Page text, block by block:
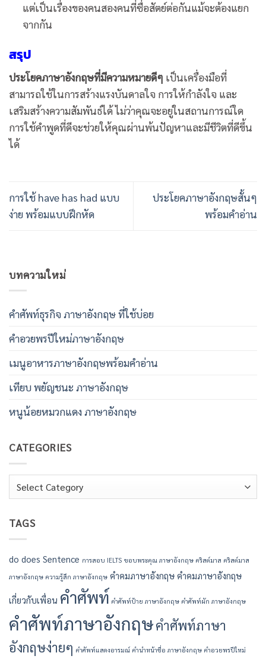
แต่เป็นเรื่องของคนสองคนที่ซื่อสัตย์ต่อกันแม้จะต้องแยก
จากกัน
สรุป
ประโยคภาษาอังกฤษที่มีความหมายดีๆ เป็นเครื่องมือที่
สามารถใช้ในการสร้างแรงบันดาลใจ การให้กำลังใจ และ
เสริมสร้างความสัมพันธ์ได้ ไม่ว่าคุณจะอยู่ในสถานการณ์ใด
การใช้คำพูดที่ดีจะช่วยให้คุณผ่านพ้นปัญหาและมีชีวิตที่ดีขึ้น
ได้
การใช้ have has had แบบ
ง่าย พร้อมแบบฝึกหัด
ประโยคภาษาอังกฤษสั้นๆ
พร้อมคำอ่าน
บทความใหม่
คําศัพท์ธุรกิจ ภาษาอังกฤษ ที่ใช้บ่อย
คําอวยพรปีใหม่ภาษาอังกฤษ
เมนูอาหารภาษาอังกฤษพร้อมคําอ่าน
เทียบ พยัญชนะ ภาษาอังกฤษ
หนูน้อยหมวกแดง ภาษาอังกฤษ
CATEGORIES
Categories
TAGS
do does Sentence การสอบ IELTS ขอบพระคุณ ภาษาอังกฤษ คริสต์มาส คริสต์มาส
ภาษาอังกฤษ ความรู้สึก ภาษาอังกฤษ คำคมภาษาอังกฤษ คำคมภาษาอังกฤษ
เกี่ยวกับเพื่อน คำศัพท์ คำศัพท์ป้าย ภาษาอังกฤษ คำศัพท์ผัก ภาษาอังกฤษ
คำศัพท์ภาษาอังกฤษคำศัพท์ภาษา
อังกฤษง่ายๆ คำศัพท์แสดงอารมณ์ คํานําหน้าชื่อ ภาษาอังกฤษ คําอวยพรปีใหม่